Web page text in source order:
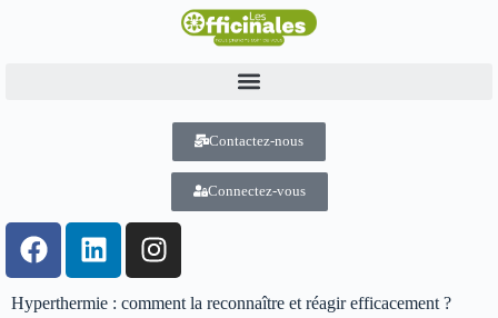
Contactez-nous
Connectez-vous
Hyperthermie : comment la reconnaître et réagir efficacement ?